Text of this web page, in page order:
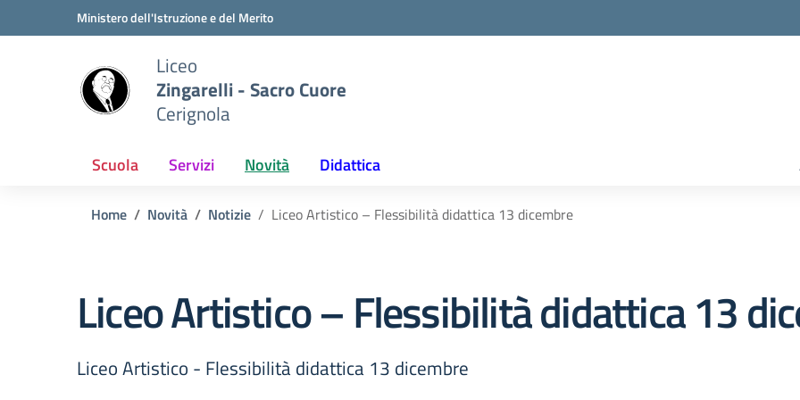
Vai ai contenuti
Vai al menu di navigazioneMinistero dell'Istruzione e del Merito
Liceo
Zingarelli - Sacro Cuore
Cerignola
Scuola Servizi Novità Didattica
Home Novità Notizie Liceo Artistico – Flessibilità didattica 13 dicembre
Liceo Artistico – Flessibilità didattica 13
Liceo Artistico - Flessibilità didattica 13 dicembre